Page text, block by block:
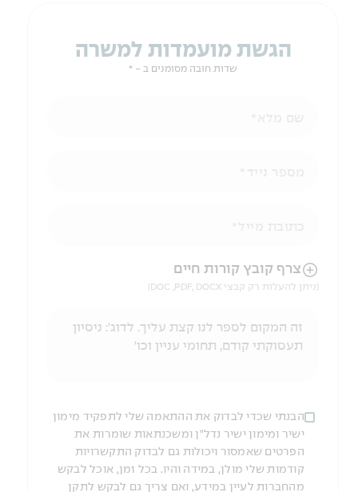
הגשת מועמדות למשרה
שדות חובה מסומנים ב - *
הניווט לאחר העלאת הקובץ באמצעות מקש ה-TAB
צרף קובץ קורות חיים
(ניתן להעלות רק קבצי DOC ,PDF, DOCX)
הבנתי שכדי לבדוק את ההתאמה שלי לתפקיד מימון
ישיר ומימון ישיר נדל"ן ומשכנתאות שומרות את
הפרטים שאמסור ויכולות גם לבדוק התקשרויות
קודמות שלי מולן, במידה והיו. בכל זמן, אוכל לבקש
מהחברות לעיין במידע, ואם צריך גם לבקש לתקן